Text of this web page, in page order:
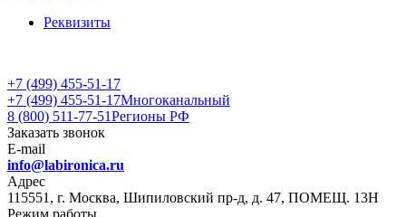
Реквизиты
+7 (499) 455-51-17
+7 (499) 455-51-17Многоканальный
8 (800) 511-77-51Регионы РФ
Заказать звонок
E-mail
info@labironica.ru
Адрес
115551, г. Москва, Шипиловский пр-д, д. 47, ПОМЕЩ. 13Н
Режим работы